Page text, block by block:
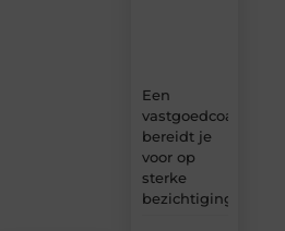
Een
vastgoedcoach
bereidt je
voor op
sterke
bezichtigingen